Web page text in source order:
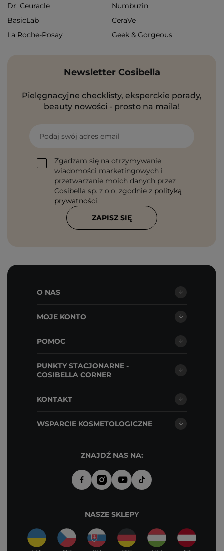
Dr. Ceuracle
Numbuzin
BasicLab
CeraVe
La Roche-Posay
Geek & Gorgeous
Newsletter Cosibella
Pielęgnacyjne checklisty, eksperckie porady,
beauty nowości - prosto na maila!
Podaj swój adres email
Zgadzam się na otrzymywanie
wiadomości marketingowych i
przetwarzanie moich danych przez
Cosibella sp. z o.o, zgodnie z polityką
prywatności.
ZAPISZ SIĘ
O NAS
MOJE KONTO
POMOC
PUNKTY STACJONARNE -
COSIBELLA CORNER
KONTAKT
WSPARCIE KOSMETOLOGICZNE
ZNAJDŹ NAS NA:
NASZE SKLEPY